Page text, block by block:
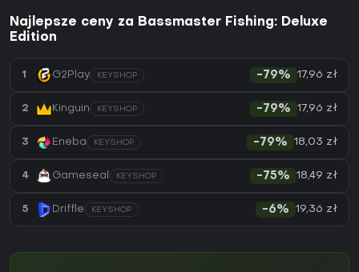
Najlepsze ceny za Bassmaster Fishing: Deluxe
Edition
1 G2Play KEYSHOP -79% 17,96 zł
2 Kinguin KEYSHOP -79% 17,96 zł
3 Eneba KEYSHOP -79% 18,03 zł
4 Gameseal KEYSHOP -75% 18,49 zł
5 Driffle KEYSHOP -6% 19,36 zł